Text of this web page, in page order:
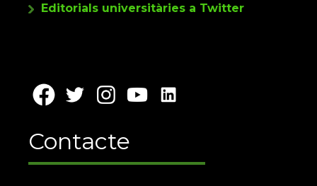
Editorials universitàries a Twitter
Contacte